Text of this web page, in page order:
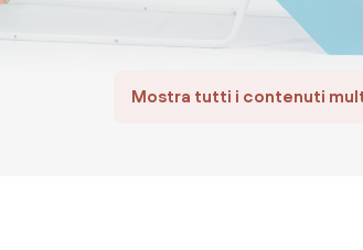
Mostra tutti i contenuti